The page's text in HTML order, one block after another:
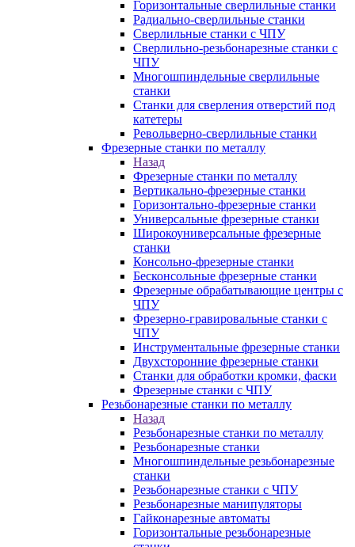
Горизонтальные сверлильные станки
Радиально-сверлильные станки
Сверлильные станки с ЧПУ
Сверлильно-резьбонарезные станки с
ЧПУ
Многошпиндельные сверлильные
станки
Станки для сверления отверстий под
катетеры
Револьверно-сверлильные станки
Фрезерные станки по металлу
Назад
Фрезерные станки по металлу
Вертикально-фрезерные станки
Горизонтально-фрезерные станки
Универсальные фрезерные станки
Широкоуниверсальные фрезерные
станки
Консольно-фрезерные станки
Бесконсольные фрезерные станки
Фрезерные обрабатывающие центры с
ЧПУ
Фрезерно-гравировальные станки с
ЧПУ
Инструментальные фрезерные станки
Двухсторонние фрезерные станки
Станки для обработки кромки, фаски
Фрезерные станки с ЧПУ
Резьбонарезные станки по металлу
Назад
Резьбонарезные станки по металлу
Резьбонарезные станки
Многошпиндельные резьбонарезные
станки
Резьбонарезные станки с ЧПУ
Резьбонарезные манипуляторы
Гайконарезные автоматы
Горизонтальные резьбонарезные